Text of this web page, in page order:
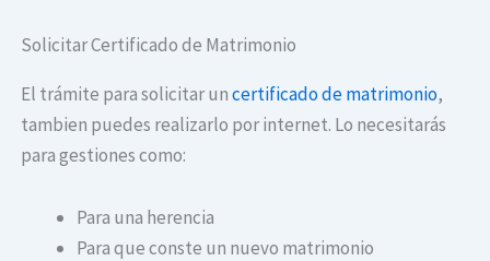
Solicitar Certificado de Matrimonio
El trámite para solicitar uncertificado de matrimonio,
tambien puedes realizarlo por internet. Lo necesitarás
para gestiones como:
Para una herencia
Para que conste un nuevo matrimonio